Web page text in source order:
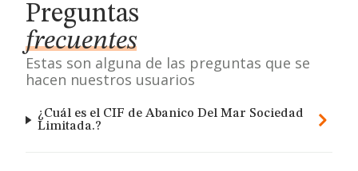
Preguntas
frecuentes
Estas son alguna de las preguntas que se
hacen nuestros usuarios
¿Cuál es el CIF de Abanico Del Mar Sociedad
Limitada.?